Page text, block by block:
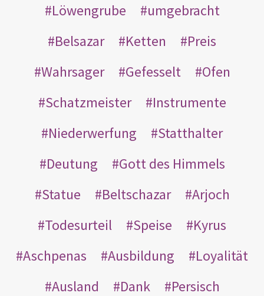
Löwengrube
umgebracht
Belsazar
Ketten
Preis
Wahrsager
Gefesselt
Ofen
Schatzmeister
Instrumente
Niederwerfung
Statthalter
Deutung
Gott des Himmels
Statue
Beltschazar
Arjoch
Todesurteil
Speise
Kyrus
Aschpenas
Ausbildung
Loyalität
Ausland
Dank
Persisch